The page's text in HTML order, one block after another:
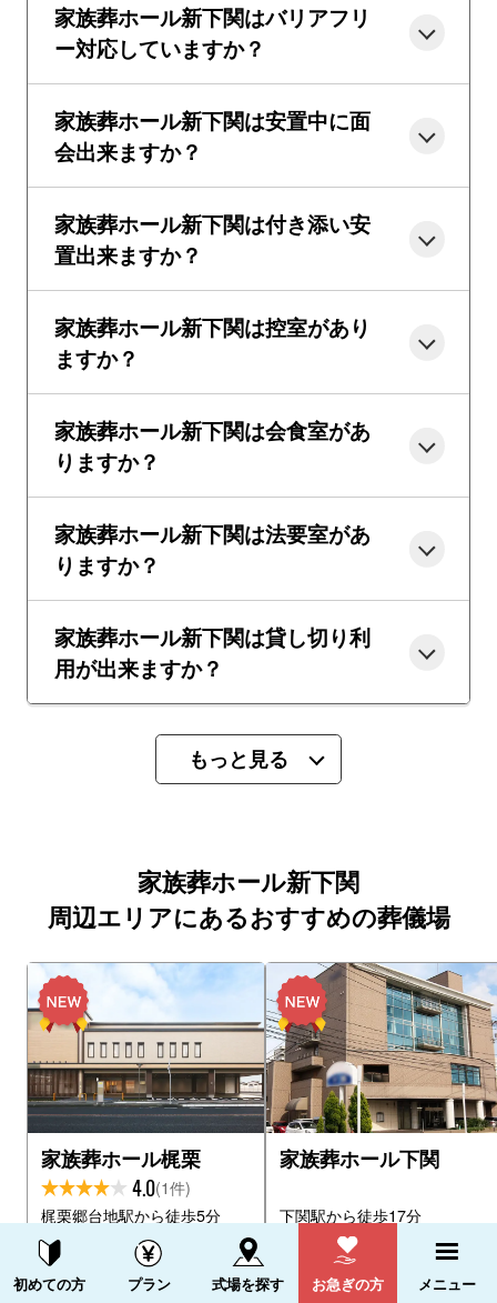
家族葬ホール新下関はバリアフリ
ー対応していますか？
家族葬ホール新下関は安置中に面
会出来ますか？
家族葬ホール新下関は付き添い安
置出来ますか？
家族葬ホール新下関は控室があり
ますか？
家族葬ホール新下関は会食室があ
りますか？
家族葬ホール新下関は法要室があ
りますか？
家族葬ホール新下関は貸し切り利
用が出来ますか？
もっと見る
家族葬ホール新下関
周辺エリアにあるおすすめの葬儀場
家族葬ホール梶栗
4.0(1件)
梶栗郷台地駅から徒歩5分
家族葬ホール下関
下関駅から徒歩17分
横にスクロールできます
資料請求する 電話をかける
初めての方 プラン 式場を探す お急ぎの方 メニュー